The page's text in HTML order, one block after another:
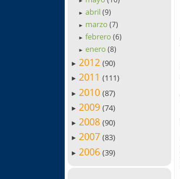
► abril(9)
► marzo(7)
► febrero(6)
► enero(8)
► 2012 (90)
► 2011 (111)
► 2010 (87)
► 2009 (74)
► 2008 (90)
► 2007 (83)
► 2006 (39)